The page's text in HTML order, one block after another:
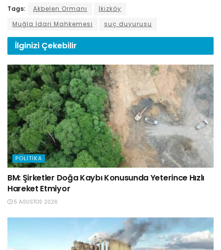
Tags: Akbelen Ormanı
İkizköy
Muğla İdari Mahkemesi
suç duyurusu
İlginizi Çekebilir
POLITIKA
BM: Şirketler Doğa Kaybı Konusunda Yeterince Hızlı
Hareket Etmiyor
5 AĞUSTOS 2026